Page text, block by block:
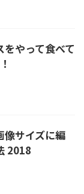
やって食べて
像サイズに編
2018